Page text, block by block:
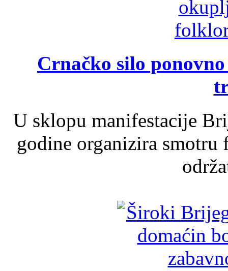
Crnačko silo
U sklopu manifestacije
godine organizira